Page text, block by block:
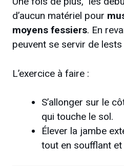
d’aucun matériel pour
moyens fessiers. En
peuvent se servir de
L’exercice à faire :
S’allonger sur le
qui touche le sol.
Élever la jambe
tout en soufflant et